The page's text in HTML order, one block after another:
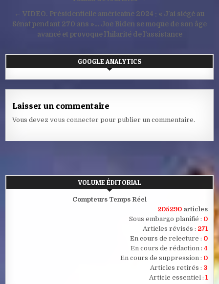
l’article
← VIDEO. Présidentielle américaine 2024 : « J’ai siégé au
Sénat pendant 270 ans »… Joe Biden se moque de son âge
avancé et provoque l’hilarité de l’assistance
GOOGLE ANALYTICS
Laisser un commentaire
Vous devezvous connecter pour publier un commentaire.
VOLUME ÉDITORIAL
Compteurs Temps Réel
205290 articles
Sous embargo planifié : 0
Articles révisés : 271
En cours de relecture : 0
En cours de rédaction : 4
En cours de suppression : 0
Articles retirés : 3
Article essentiel : 1